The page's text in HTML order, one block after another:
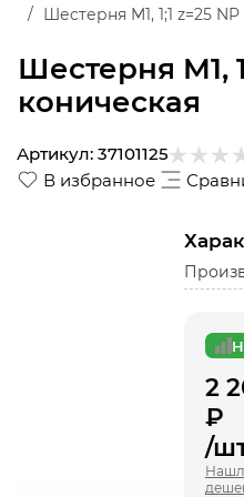
Шестерня M1,
коническая
Шестерня M1, 1;1 z=25
В избранное
Артикул: 37101125
2
₽
/